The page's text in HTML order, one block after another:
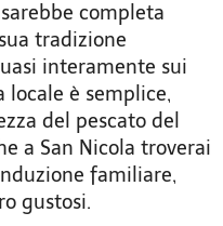
completa
tradizione
interamente sui
è semplice,
del pescato del
a San Nicola troverai
familiare,
gustosi.